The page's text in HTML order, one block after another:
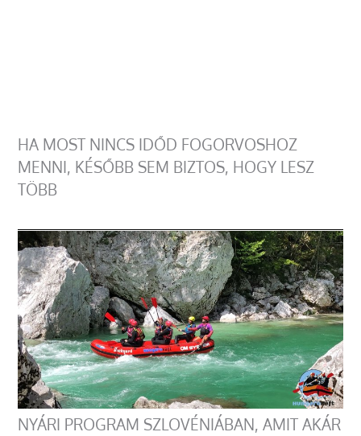
HA MOST NINCS IDŐD FOGORVOSHOZ
MENNI, KÉSŐBB SEM BIZTOS, HOGY LESZ
TÖBB
NYÁRI PROGRAM SZLOVÉNIÁBAN, AMIT AKÁR